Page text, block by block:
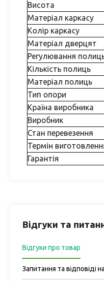
Висота
Матеріал каркасу
Колір каркасу
Матеріал дверцят
Регулювання
Кількість полиць
Матеріал полиць
Тип опори
Країна виробника
Виробник
Стан перевезення
Термін
Гарантія
Відгуки та
Відгуки про товар
Запитання та відповіді